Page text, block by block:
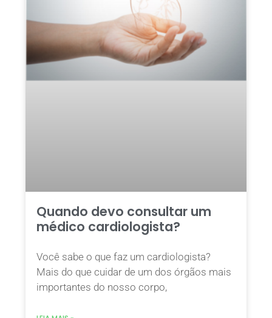
Quando devo consultar um
médico cardiologista?
Você sabe o que faz um cardiologista?
Mais do que cuidar de um dos órgãos mais
importantes do nosso corpo,